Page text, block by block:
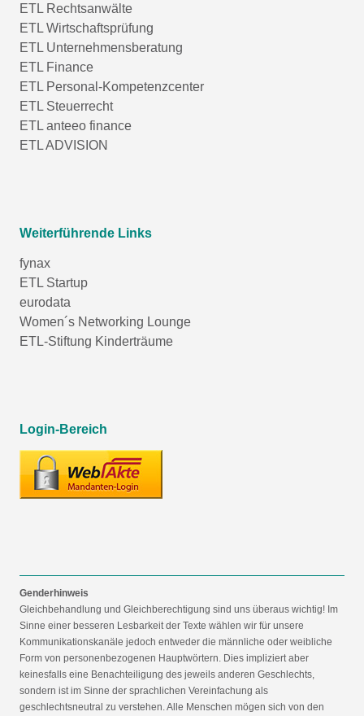
ETL Rechtsanwälte
ETL Wirtschaftsprüfung
ETL Unternehmensberatung
ETL Finance
ETL Personal-Kompetenzcenter
ETL Steuerrecht
ETL anteeo finance
ETL ADVISION
Weiterführende Links
fynax
ETL Startup
eurodata
Women´s Networking Lounge
ETL-Stiftung Kinderträume
Login-Bereich
Genderhinweis
Gleichbehandlung und Gleichberechtigung sind uns überaus wichtig! Im
Sinne einer besseren Lesbarkeit der Texte wählen wir für unsere
Kommunikationskanäle jedoch entweder die männliche oder weibliche
Form von personenbezogenen Hauptwörtern. Dies impliziert aber
keinesfalls eine Benachteiligung des jeweils anderen Geschlechts,
sondern ist im Sinne der sprachlichen Vereinfachung als
geschlechtsneutral zu verstehen. Alle Menschen mögen sich von den